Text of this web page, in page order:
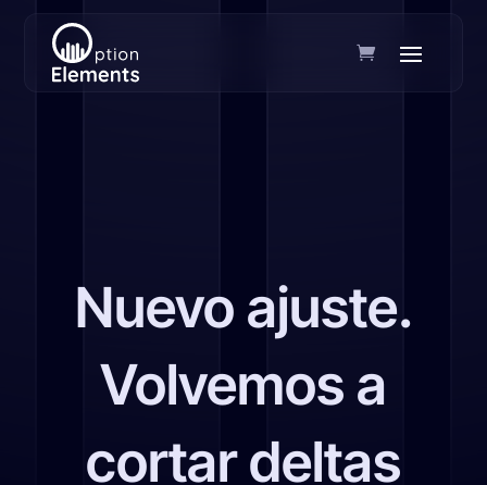
Nuevo ajuste.
Volvemos a
cortar deltas